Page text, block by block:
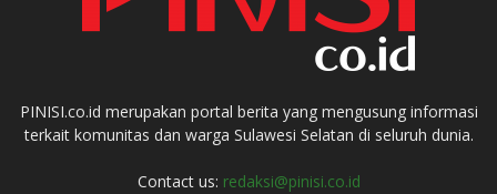
PINISI.co.id merupakan portal berita yang mengusung informasi
terkait komunitas dan warga Sulawesi Selatan di seluruh dunia.
Contact us: redaksi@pinisi.co.id